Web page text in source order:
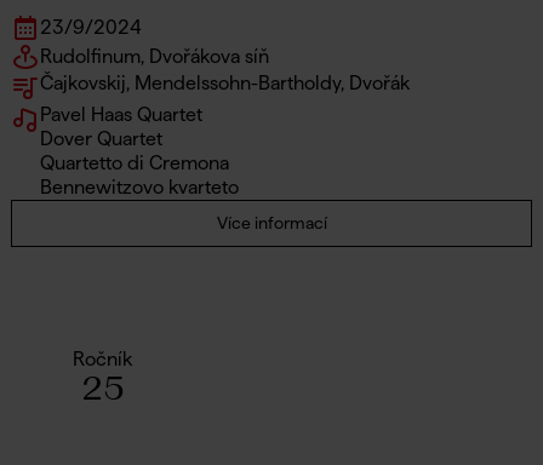
23/9/2024
Rudolfinum, Dvořákova síň
Čajkovskij, Mendelssohn-Bartholdy, Dvořák
Pavel Haas Quartet
Dover Quartet
Quartetto di Cremona
Bennewitzovo kvarteto
Více informací
Ročník
25